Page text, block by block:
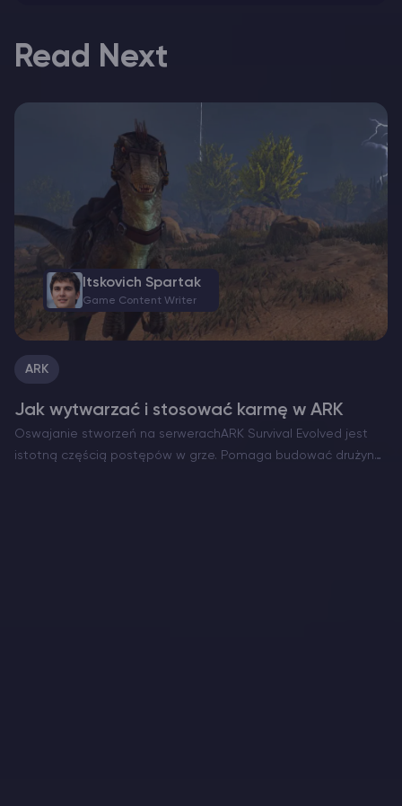
Read Next
ARK
Jak wytwarzać i stosować karmę w ARK
Oswajanie stworzeń na serwerachARK Survival Evolved jest
istotną częścią postępów w grze. Pomaga budować drużynę,
Itskovich Spartak
Game Content Writer